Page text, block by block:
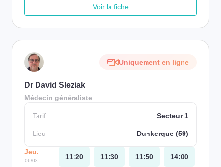
Voir la fiche
Uniquement en ligne
Dr David Sleziak
Médecin généraliste
Tarif Secteur 1
Lieu Dunkerque (59)
Jeu.
06/08 11:20 11:30 11:50
14:00